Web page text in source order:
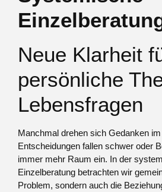
Neue Klarheit
persönliche
Lebensfragen
Manchmal drehen sich Gedanken
Entscheidungen fallen schwer oder
immer mehr Raum ein. In der
Einzelberatung betrachten wir
Problem, sondern auch die